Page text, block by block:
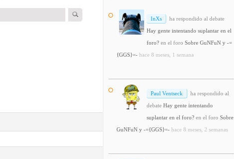
InXs
ha respondido al debate
Hay gente intentando suplantar en el
foro? en el foro Sobre GuNFuN y -=
{GGS}=- hace 8 meses, 1 semana
Paul Ventseck
ha respondido al
debate Hay gente intentando
suplantar en el foro? en el foro Sobre
GuNFuN y -={GGS}=- hace 8 meses, 2 semanas